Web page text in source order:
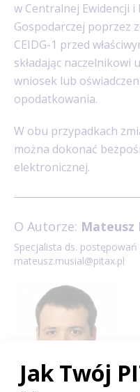
w Centralnej Ewidencji i
Gospodarczej poprzez
CEIDG-1 przed
składając
wniosek lub
opodatkowania.
W obu przypadkach
można dokonać
elektronicznej.
O Autorze: Mateusz
Specjalista ds.
mateusz.musial@pitax.pl